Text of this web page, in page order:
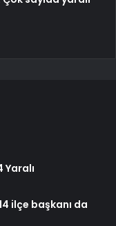
ilçe başkanı da